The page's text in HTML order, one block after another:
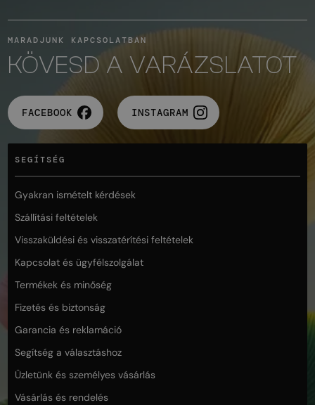
MARADJUNK KAPCSOLATBAN
KÖVESD A VARÁZSLATOT
FACEBOOK INSTAGRAM
SEGÍTSÉG
Gyakran ismételt kérdések
Szállítási feltételek
Visszaküldési és visszatérítési feltételek
Kapcsolat és ügyfélszolgálat
Termékek és minőség
Fizetés és biztonság
Garancia és reklamáció
Segítség a választáshoz
Üzletünk és személyes vásárlás
Vásárlás és rendelés